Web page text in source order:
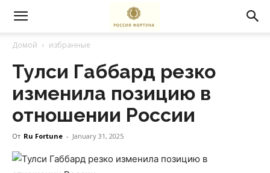
Домой избранные
Тулси Габбард резко
изменила позицию в
отношении России
От Ru Fortune - January 31, 2025